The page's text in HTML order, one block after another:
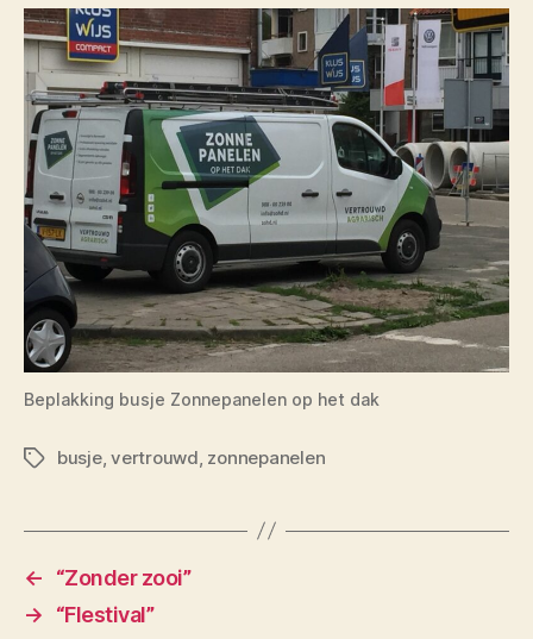
Beplakking busje Zonnepanelen op het dak
Tagsbusje,vertrouwd zonnepanelen
←
“Zonder zooi”
→
“Flestival”